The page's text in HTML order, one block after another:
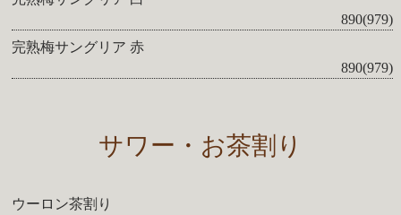
890(979)
完熟梅サングリア 赤
890(979)
サワー・お茶割り
ウーロン茶割り